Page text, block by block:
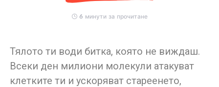
6 минути за прочитане
Тялото ти води битка, която не виждаш.
Всеки ден милиони молекули атакуват
клетките ти и ускоряват стареенето,